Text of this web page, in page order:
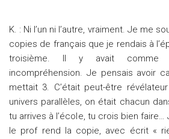
K. : Ni l’un ni l’autre, vraiment. Je me
copies de français que je rendais à
troisième. Il y avait comme
incompréhension. Je pensais avoir
mettait 3. C’était peut-être
univers parallèles, on était chacun
tu arrives à l’école, tu crois bien
le prof rend la copie, avec écrit «